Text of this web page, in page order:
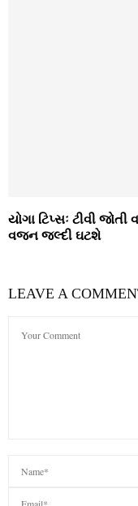
યોગા ટિપ્સઃ ટીવી
વજન જલ્દી ઘટશે
LEAVE A